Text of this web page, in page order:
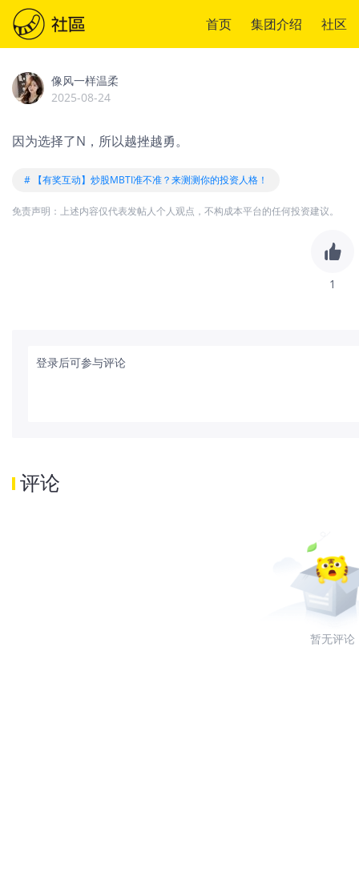
首页 集团介绍 社区
像风一样温柔
2025-08-24
因为选择了N，所以越挫越勇。
# 【有奖互动】炒股MBTI准不准？来测测你的投资人格！
免责声明：上述内容仅代表发帖人个人观点，不构成本平台的任何投资建议。
1
登录后可参与评论
评论
暂无评论